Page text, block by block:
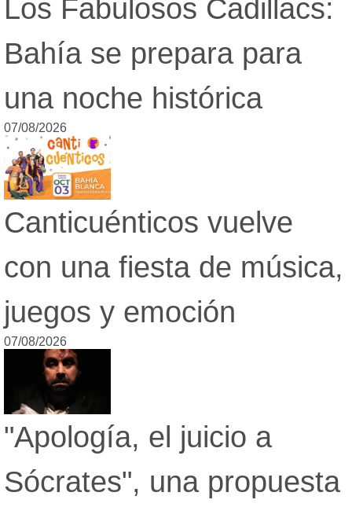
Loterías
Fúnebres
Edictos
Teléfonos de urgencia
Los Fabulosos Cadillacs:
Bahía se prepara para
una noche histórica
07/08/2026
Canticuénticos vuelve
con una fiesta de música,
juegos y emoción
07/08/2026
"Apología, el juicio a
Sócrates", una propuesta